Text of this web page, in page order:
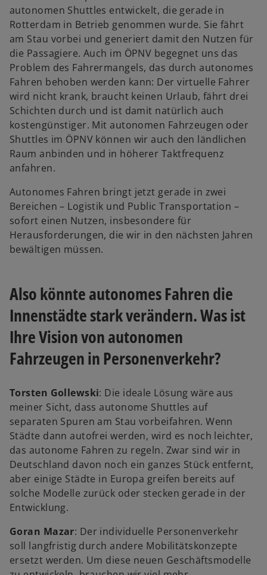
autonomen Shuttles entwickelt, die gerade in
Rotterdam in Betrieb genommen wurde. Sie fährt
am Stau vorbei und generiert damit den Nutzen für
die Passagiere. Auch im ÖPNV begegnet uns das
Problem des Fahrermangels, das durch autonomes
Fahren behoben werden kann: Der virtuelle Fahrer
wird nicht krank, braucht keinen Urlaub, fährt drei
Schichten durch und ist damit natürlich auch
kostengünstiger. Mit autonomen Fahrzeugen oder
Shuttles im ÖPNV können wir auch den ländlichen
Raum anbinden und in höherer Taktfrequenz
anfahren.
Autonomes Fahren bringt jetzt gerade in zwei
Bereichen – Logistik und Public Transportation –
sofort einen Nutzen, insbesondere für
Herausforderungen, die wir in den nächsten Jahren
bewältigen müssen.
Also könnte autonomes Fahren die
Innenstädte stark verändern. Was ist
Ihre Vision von autonomen
Fahrzeugen in Personenverkehr?
Torsten Gollewski: Die ideale Lösung wäre aus
meiner Sicht, dass autonome Shuttles auf
separaten Spuren am Stau vorbeifahren. Wenn
Städte dann autofrei werden, wird es noch leichter,
das autonome Fahren zu regeln. Zwar sind wir in
Deutschland davon noch ein ganzes Stück entfernt,
aber einige Städte in Europa greifen bereits auf
solche Modelle zurück oder stecken gerade in der
Entwicklung.
Goran Mazar: Der individuelle Personenverkehr
soll langfristig durch andere Mobilitätskonzepte
ersetzt werden. Um diese neuen Geschäftsmodelle